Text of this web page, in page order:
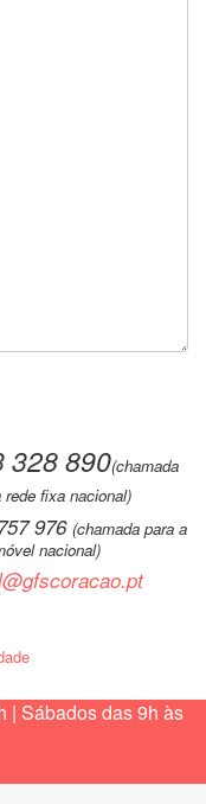
328 890(chamada
rede fixa nacional)
976 (chamada para a
nacional)
| Sábados das 9h às